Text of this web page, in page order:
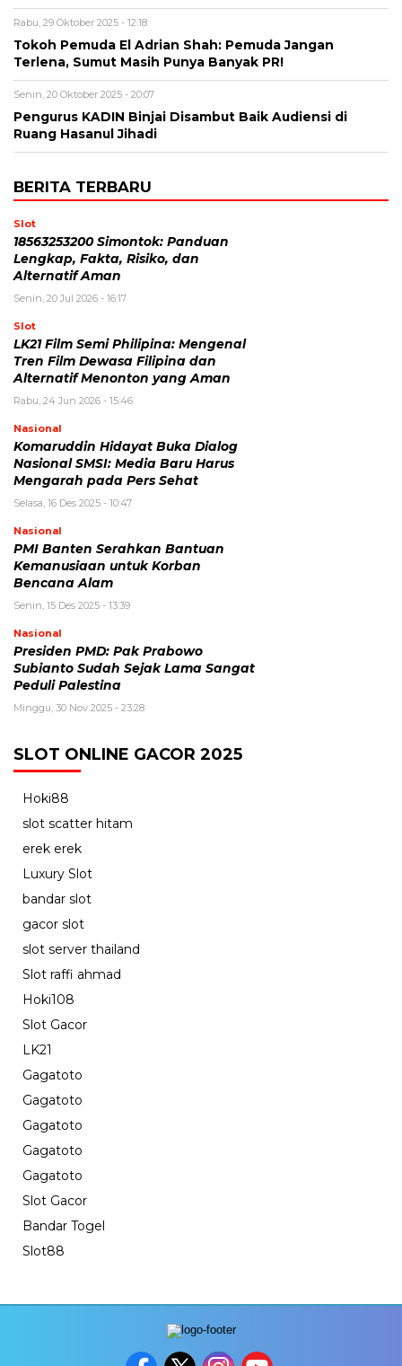
Rabu, 29 Oktober 2025 - 12:18
Tokoh Pemuda El Adrian Shah: Pemuda Jangan
Terlena, Sumut Masih Punya Banyak PR!
Senin, 20 Oktober 2025 - 20:07
Pengurus KADIN Binjai Disambut Baik Audiensi di
Ruang Hasanul Jihadi
BERITA TERBARU
Slot
18563253200 Simontok: Panduan
Lengkap, Fakta, Risiko, dan
Alternatif Aman
Senin, 20 Jul 2026 - 16:17
Slot
LK21 Film Semi Philipina: Mengenal
Tren Film Dewasa Filipina dan
Alternatif Menonton yang Aman
Rabu, 24 Jun 2026 - 15:46
Nasional
Komaruddin Hidayat Buka Dialog
Nasional SMSI: Media Baru Harus
Mengarah pada Pers Sehat
Selasa, 16 Des 2025 - 10:47
Nasional
PMI Banten Serahkan Bantuan
Kemanusiaan untuk Korban
Bencana Alam
Senin, 15 Des 2025 - 13:39
Nasional
Presiden PMD: Pak Prabowo
Subianto Sudah Sejak Lama Sangat
Peduli Palestina
Minggu, 30 Nov 2025 - 23:28
SLOT ONLINE GACOR 2025
Hoki88
slot scatter hitam
erek erek
Luxury Slot
bandar slot
gacor slot
slot server thailand
Slot raffi ahmad
Hoki108
Slot Gacor
LK21
Gagatoto
Gagatoto
Gagatoto
Gagatoto
Gagatoto
Slot Gacor
Bandar Togel
Slot88